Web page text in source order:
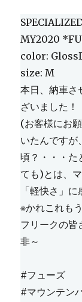
MY2020
color:
size: M
本日、納車
ざいました！
(お客様にお
いたんですが
頃？・・・た
ても)とは、
「軽快さ」に
※かれこれも
フリークの皆
非～
#フューズ
#マウンテン